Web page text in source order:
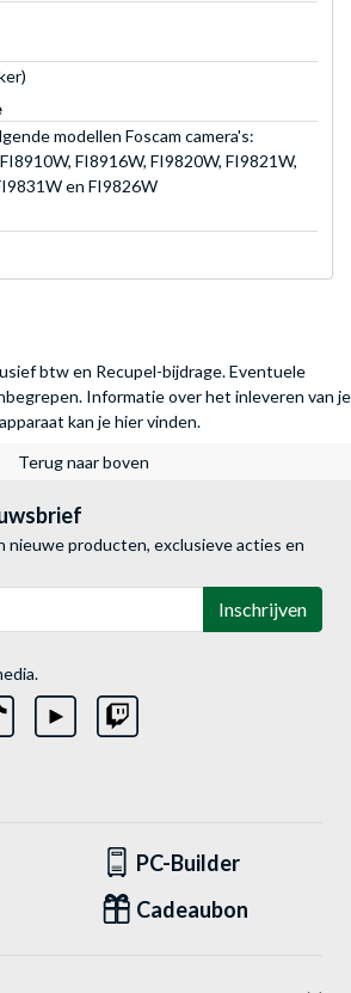
modellen Foscam camera's:
FI8916W, FI9820W, FI9821W,
en FI9826W
btw en Recupel-bijdrage. Eventuele
Informatie over het inleveren van je
kan je hier vinden.
Terug naar boven
nieuwe producten, exclusieve acties en
Inschrijven
PC-Builder
Cadeaubon